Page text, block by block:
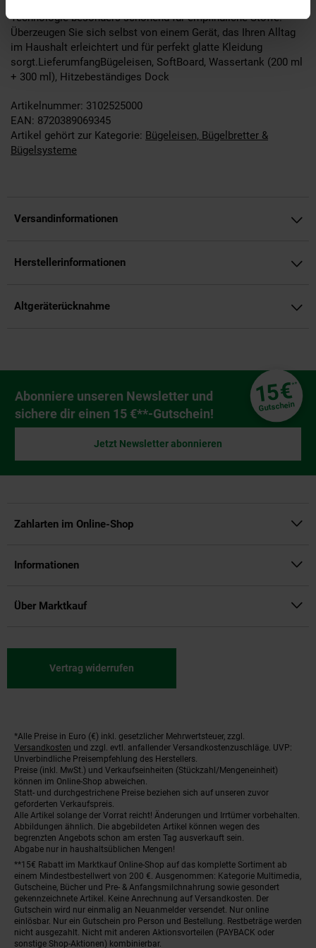
Technologie besonders schonend für empfindliche Stoffe.
Überzeugen Sie sich selbst von einem Gerät, das Ihren Alltag
im Haushalt erleichtert und für perfekt glatte Kleidung
sorgt.LieferumfangBügeleisen, SoftBoard, Wassertank (200 ml
+ 300 ml), Hitzebeständiges Dock
Artikelnummer: 3102525000
EAN: 8720389069345
Artikel gehört zur Kategorie: Bügeleisen, Bügelbretter &
Bügelsysteme
Versandinformationen
Herstellerinformationen
Altgeräterücknahme
Newsletter Anmeldung
Abonniere unseren Newsletter und
sichere dir einen 15 €**-Gutschein!
15€**
Gutschein
Jetzt Newsletter abonnieren
Zahlarten im Online-Shop
Informationen
Über Marktkauf
Vertrag widerrufen
Fußnoten
*Alle Preise in Euro (€) inkl. gesetzlicher Mehrwertsteuer, zzgl.
Versandkosten und zzgl. evtl. anfallender Versandkostenzuschläge. UVP:
Unverbindliche Preisempfehlung des Herstellers.
Preise (inkl. MwSt.) und Verkaufseinheiten (Stückzahl/Mengeneinheit)
können im Online-Shop abweichen.
Statt- und durchgestrichene Preise beziehen sich auf unseren zuvor
geforderten Verkaufspreis.
Alle Artikel solange der Vorrat reicht! Änderungen und Irrtümer vorbehalten.
Abbildungen ähnlich. Die abgebildeten Artikel können wegen des
begrenzten Angebots schon am ersten Tag ausverkauft sein.
Abgabe nur in haushaltsüblichen Mengen!
**15€ Rabatt im Marktkauf Online-Shop auf das komplette Sortiment ab
einem Mindestbestellwert von 200 €. Ausgenommen: Kategorie Multimedia,
Gutscheine, Bücher und Pre- & Anfangsmilchnahrung sowie gesondert
gekennzeichnete Artikel. Keine Anrechnung auf Versandkosten. Der
Gutschein wird nur einmalig an Neuanmelder versendet. Nur online
einlösbar. Nur ein Gutschein pro Person und Bestellung. Restbeträge werden
nicht ausgezahlt. Nicht mit anderen Aktionsvorteilen (PAYBACK oder
sonstige Shop-Aktionen) kombinierbar.